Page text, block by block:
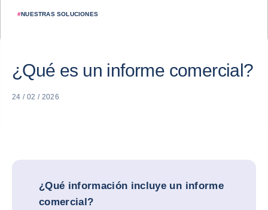
#NUESTRAS SOLUCIONES
¿Qué es un informe comercial?
24 / 02 / 2026
¿Qué información incluye un informe
comercial?